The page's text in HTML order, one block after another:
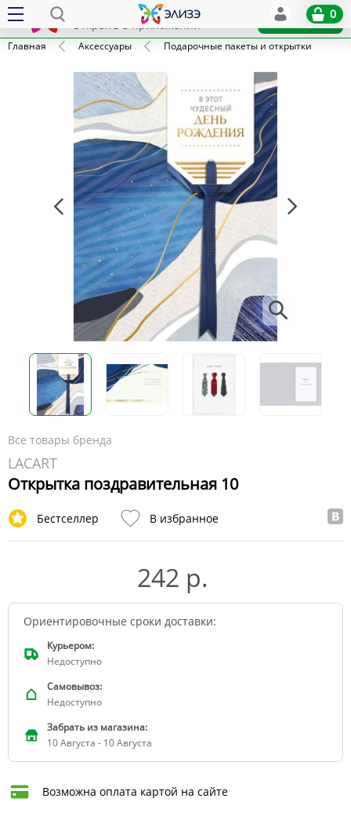
x
Открыть в приложении
Установить
0
Главная Аксессуары Подарочные пакеты и открытки
Все товары бренда
LACART
Открытка поздравительная 10
Бестселлер В избранное
242 р.
Ориентировочные сроки доставки:
Курьером:
Недоступно
Самовывоз:
Недоступно
Забрать из магазина:
10 Августа - 10 Августа
Возможна оплата картой на сайте